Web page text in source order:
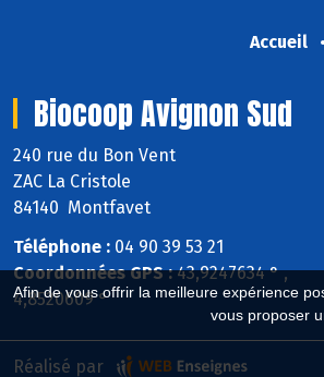
Afin de vous offrir la meilleure expérience
vous proposer
Accueil
Biocoop Avignon Sud
240 rue du Bon Vent
ZAC La Cristole
84140 Montfavet
Téléphone : 04 90 39 53 21
Coordonnées GPS :43,9247634 ° ,
4,8520609 °
Réalisé par